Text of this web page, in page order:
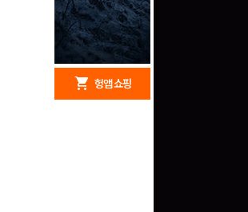
shopping_cart 헝앱 쇼핑